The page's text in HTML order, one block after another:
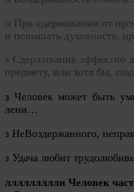
п При сдерживании от
и повышать духовность,
з Сдерживание эффектно
предмету, или хотя бы,
з Человек может быть
лени…
з НеВоздержанного,
з Удача любит
ллллллллли Человек